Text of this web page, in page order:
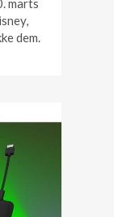
marts
dem.